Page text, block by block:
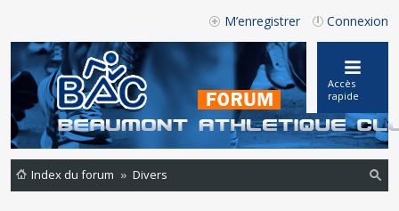
Connexion
M’enregistrer
Accès
rapide
Index du forum
Divers